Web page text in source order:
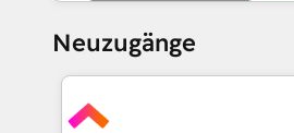
Neuzugänge